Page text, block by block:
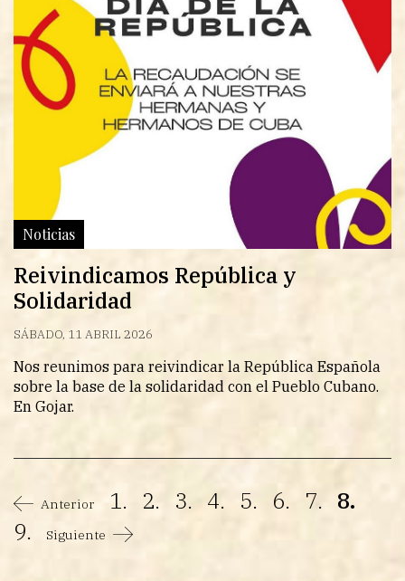
Noticias
Reivindicamos República y
Solidaridad
SÁBADO, 11 ABRIL 2026
Nos reunimos para reivindicar la República Española
sobre la base de la solidaridad con el Pueblo Cubano.
En Gojar.
Anterior 1. 2. 3. 4. 5. 6. 7. 8.
9.
Siguiente